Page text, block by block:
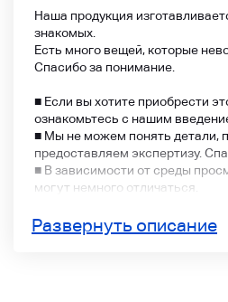
Наша продукция
знакомых.
Есть много вещей, которые
Спасибо за понимание.
■ Если вы хотите приобрести
ознакомьтесь с нашим
■ Мы не можем понять детали,
предоставляем экспертизу.
■ В зависимости от среды
могут немного отличаться.
■ Мы отправимся как можно
Развернуть описание